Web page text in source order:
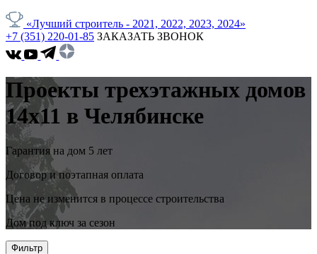
«Лучший строитель - 2021, 2022, 2023, 2024»
+7 (351) 220-01-85 ЗАКАЗАТЬ ЗВОНОК
Проекты трехэтажных домов
14x11 в Челябинске
Гарантия на дом 5 лет
Договор и поэтапная оплата
Цена не изменится в процессе строительства
Дом под ключ за сезон
Фильтр